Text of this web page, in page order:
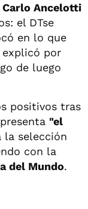
Carlo Ancelotti
el DTse
en lo que
por
de luego
positivos tras
"el
la selección
con la
del Mundo.